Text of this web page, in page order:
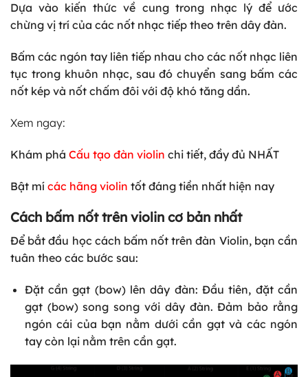
Dựa vào kiến thức về cung trong nhạc lý để ước
chừng vị trí của các nốt nhạc tiếp theo trên dây đàn.
Bấm các ngón tay liên tiếp nhau cho các nốt nhạc liên
tục trong khuôn nhạc, sau đó chuyển sang bấm các
nốt kép và nốt chấm đôi với độ khó tăng dần.
Xem ngay:
Khám phá Cấu tạo đàn violin chi tiết, đầy đủ NHẤT
Bật mí các hãng violin tốt đáng tiền nhất hiện nay
Cách bấm nốt trên violin cơ bản nhất
Để bắt đầu học cách bấm nốt trên đàn Violin, bạn cần
tuân theo các bước sau:
Đặt cần gạt (bow) lên dây đàn: Đầu tiên, đặt cần
gạt (bow) song song với dây đàn. Đảm bảo rằng
ngón cái của bạn nằm dưới cần gạt và các ngón
tay còn lại nằm trên cần gạt.